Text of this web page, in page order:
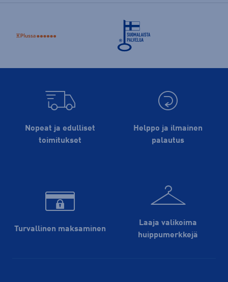
Nopeat ja edulliset
toimitukset
Helppo ja ilmainen
palautus
Turvallinen maksaminen
Laaja valikoima
huippu­merkkejä